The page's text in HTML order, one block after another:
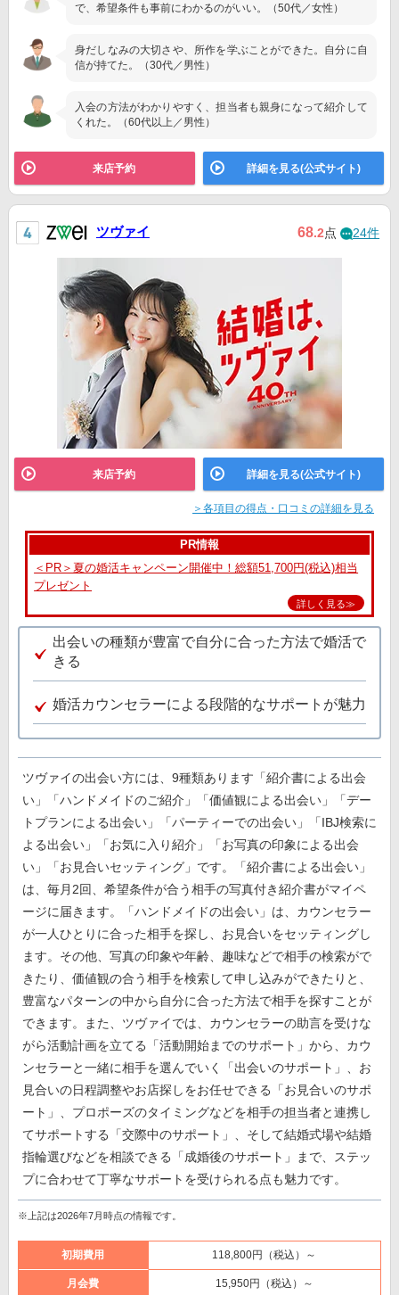
で、希望条件も事前にわかるのがいい。（50代／女性）
身だしなみの大切さや、所作を学ぶことができた。自分に自
信が持てた。（30代／男性）
入会の方法がわかりやすく、担当者も親身になって紹介して
くれた。（60代以上／男性）
来店予約 詳細を見る(公式サイト)
ツヴァイ 68.2点 24件
来店予約 詳細を見る(公式サイト)
＞各項目の得点・口コミの詳細を見る
PR情報
＜PR＞夏の婚活キャンペーン開催中！総額51,700円(税込)相当
プレゼント
詳しく見る≫
出会いの種類が豊富で自分に合った方法で婚活で
きる
婚活カウンセラーによる段階的なサポートが魅力
ツヴァイの出会い方には、9種類あります「紹介書による出会
い」「ハンドメイドのご紹介」「価値観による出会い」「デー
トプランによる出会い」「パーティーでの出会い」「IBJ検索に
よる出会い」「お気に入り紹介」「お写真の印象による出会
い」「お見合いセッティング」です。「紹介書による出会い」
は、毎月2回、希望条件が合う相手の写真付き紹介書がマイペ
ージに届きます。「ハンドメイドの出会い」は、カウンセラー
が一人ひとりに合った相手を探し、お見合いをセッティングし
ます。その他、写真の印象や年齢、趣味などで相手の検索がで
きたり、価値観の合う相手を検索して申し込みができたりと、
豊富なパターンの中から自分に合った方法で相手を探すことが
できます。また、ツヴァイでは、カウンセラーの助言を受けな
がら活動計画を立てる「活動開始までのサポート」から、カウ
ンセラーと一緒に相手を選んでいく「出会いのサポート」、お
見合いの日程調整やお店探しをお任せできる「お見合いのサポ
ート」、プロポーズのタイミングなどを相手の担当者と連携し
てサポートする「交際中のサポート」、そして結婚式場や結婚
指輪選びなどを相談できる「成婚後のサポート」まで、ステッ
プに合わせて丁寧なサポートを受けられる点も魅力です。
※上記は2026年7月時点の情報です。
初期費用 118,800円（税込）～
月会費 15,950円（税込）～